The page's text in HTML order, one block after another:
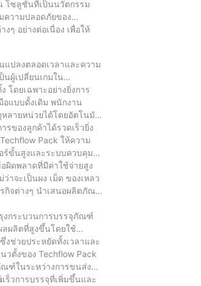
โซลูชันที่เป็นนวัตกรรม
ความปลอดภัยของ
อย่างต่อเนื่อง เพื่อให้
ปลงตลอดเวลาและความ
ผู้เปลี่ยนเกมใน
โดยเฉพาะอย่างยิ่งการ
อแบบดั้งเดิม พนักงาน
ลายหน่วยได้โดยอัตโนมัติ
ของลูกค้าได้รวดเร็วยิ่ง
Pack ให้ความ
ร์ขั้นสูงและระบบควบคุม
ดพลาดที่มีค่าใช้จ่ายสูง
จะเป็นผง เม็ด ของเหลว
กิจต่างๆ นำเสนอผลิตภัณฑ์
งกระบวนการบรรจุภัณฑ์
ลผลิตที่สูงขึ้นโดยใช้
ช่วยประหยัดทั้งเวลาและ
วตั้งของ Techflow Pack
ฑ์ในระหว่างการขนส่ง
ร็วการบรรจุที่เพิ่มขึ้นและ